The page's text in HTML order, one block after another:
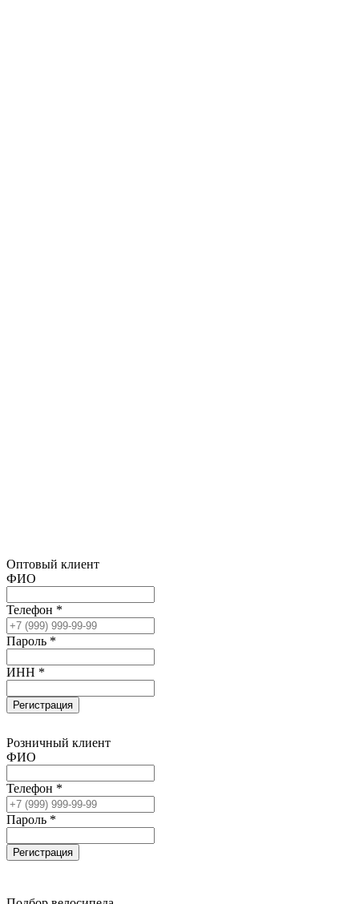
Оптовый клиент
ФИО
Телефон *
Пароль *
ИНН *
Регистрация
Розничный клиент
ФИО
Телефон *
Пароль *
Регистрация